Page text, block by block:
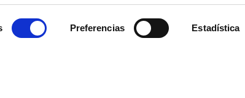
Preferencias Estadística